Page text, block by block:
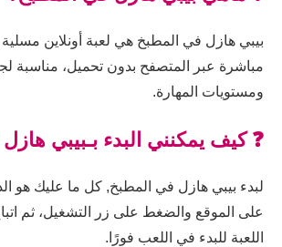
بيبي هازل في المطبخ هي لعبة أونلاين مسلية
مباشرة عبر المتصفح بدون تحميل، مناسبة
ومستويات المهارة.
❓ كيف يمكنني البدء بـبيبي
لبدء بيبي هازل في المطبخ, كل ما عليك هو
على الموقع والضغط على زر التشغيل، ثم
اللعبة للبدء في اللعب فورًا.